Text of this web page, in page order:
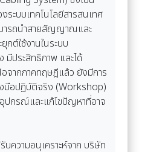
ะบบเทคโนโลยีสารสนเทศ
ารถนำสายสัญญาณและ
ต์ใช้งานในระบบ
มีประสิทธิภาพ และได้
จากภาคทฤษฎีแล้ว ยังมีการ
มือปฏิบัติจริง (Workshop)
ปกรณ์และแก้ไขปัญหาที่อาจ
บความอนุเคราะห์จาก บริษัท